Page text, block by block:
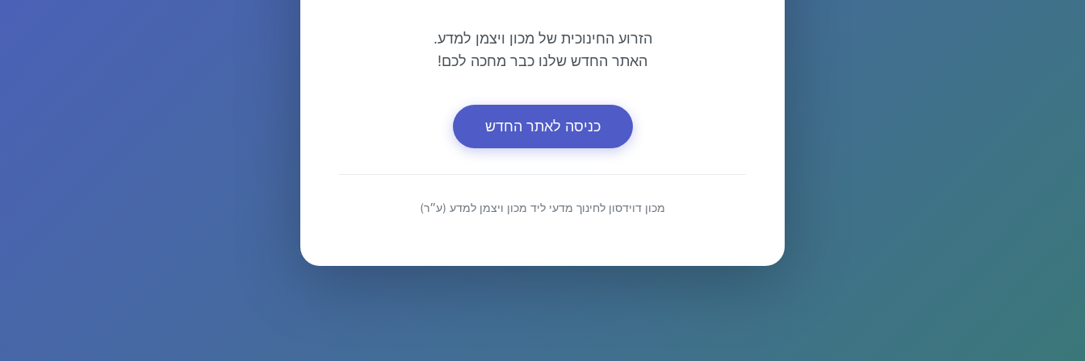
הזרוע החינוכית של מכון ויצמן למדע.
האתר החדש שלנו כבר מחכה לכם!
כניסה לאתר החדש
מכון דוידסון לחינוך מדעי ליד מכון ויצמן למדע (ע״ר)